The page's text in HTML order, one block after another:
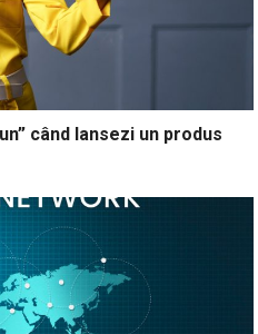
când lansezi un produs